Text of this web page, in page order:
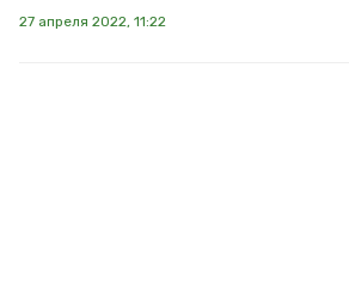
27 апреля 2022, 11:22